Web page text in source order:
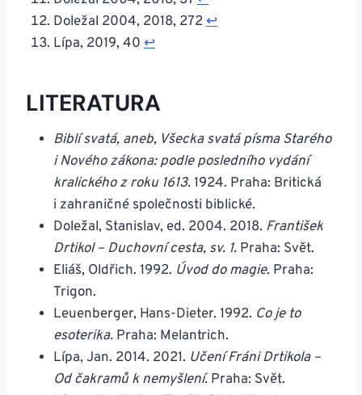
Doležal 2004, 2018, 272↩︎
Lípa, 2019, 40 ↩︎
LITERATURA
Biblí svatá, aneb, Všecka svatá písma Starého
i Nového zákona: podle posledního vydání
kralického z roku 1613.1924. Praha: Britická
i zahraničné společnosti biblické.
Doležal, Stanislav, ed. 2004. 2018. František
Drtikol – Duchovní cesta, sv. 1. Praha: Svět.
Eliáš, Oldřich. 1992. Úvod do magie. Praha:
Trigon.
Leuenberger, Hans-Dieter. 1992. Co je to
esoterika. Praha: Melantrich.
Lípa, Jan. 2014. 2021. Učení Fráni Drtikola –
Od čakramů k nemyšlení. Praha: Svět.